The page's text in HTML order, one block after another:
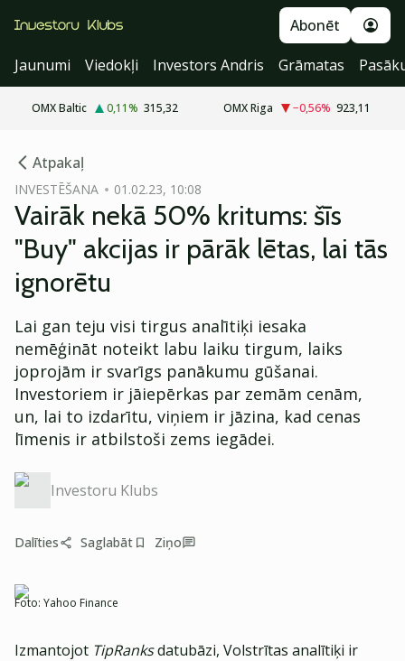
Abonēt
Jaunumi
Viedokļi Investors Andris Grāmatas
OMX Baltic 0,11% 315,32 OMX Riga −0,56% 923,11
Atpakaļ
INVESTĒŠANA 01.02.23, 10:08
Vairāk nekā 50% kritums: šīs
"Buy" akcijas ir pārāk lētas, lai tās
ignorētu
Lai gan teju visi tirgus analītiķi iesaka
nemēģināt noteikt labu laiku tirgum, laiks
joprojām ir svarīgs panākumu gūšanai.
Investoriem ir jāiepērkas par zemām cenām,
un, lai to izdarītu, viņiem ir jāzina, kad cenas
līmenis ir atbilstoši zems iegādei.
Investoru Klubs
Dalīties Saglabāt Ziņo
Foto: Yahoo Finance
Izmantojot TipRanksdatubāzi, Volstrītas analītiķi ir